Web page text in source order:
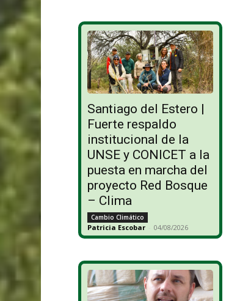
Santiago del Estero |
Fuerte respaldo
institucional de la
UNSE y CONICET a la
puesta en marcha del
proyecto Red Bosque
– Clima
Cambio Climático
Patricia Escobar - 04/08/2026